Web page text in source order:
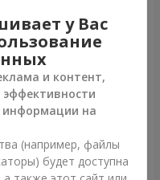
альстромерий
Заказать
у Вас
и контент,
информации на
(например, файлы
будет доступна